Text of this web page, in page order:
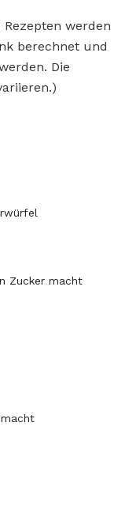
werden
berechnet und
Die
Zucker macht